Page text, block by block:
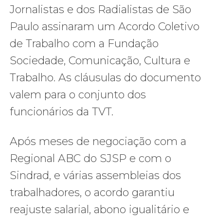
Jornalistas e dos Radialistas de São
Paulo assinaram um Acordo Coletivo
de Trabalho com a Fundação
Sociedade, Comunicação, Cultura e
Trabalho. As cláusulas do documento
valem para o conjunto dos
funcionários da TVT.
Após meses de negociação com a
Regional ABC do SJSP e com o
Sindrad, e várias assembleias dos
trabalhadores, o acordo garantiu
reajuste salarial, abono igualitário e